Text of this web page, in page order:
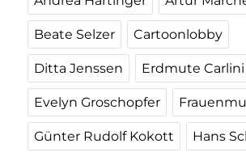
Beate Selzer Cartoonlobby
Ditta Jenssen Erdmute Carlini
Evelyn Groschopfer
Günter Rudolf Kokott Hans